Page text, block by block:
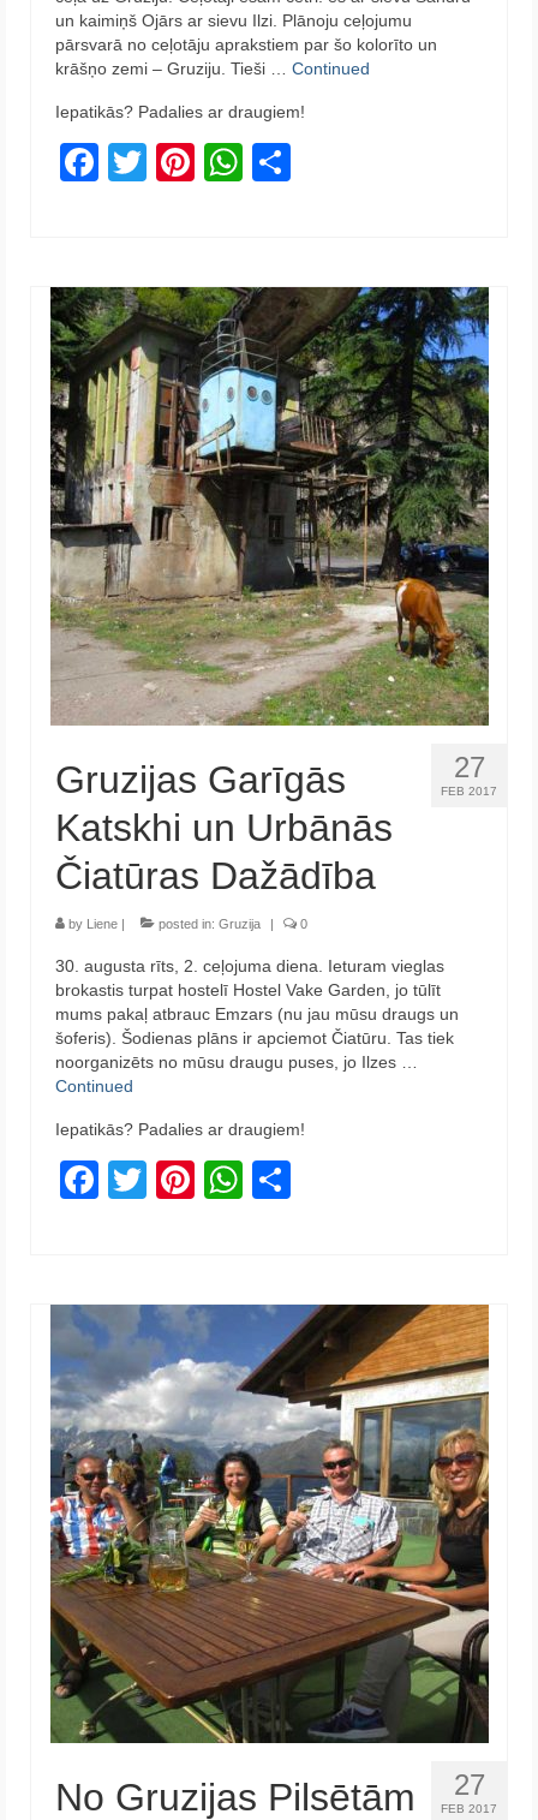
un kaimiņš Ojārs ar sievu Ilzi. Plānoju ceļojumu
pārsvarā no ceļotāju aprakstiem par šo kolorīto un
krāšņo zemi – Gruziju. Tieši … Continued
Iepatikās? Padalies ar draugiem!
Facebook
TwitterPinterest
WhatsApp
27
FEB 2017
Gruzijas Garīgās
Katskhi un Urbānās
Čiatūras Dažādība
by Liene | posted in: Gruzija | 0
30. augusta rīts, 2. ceļojuma diena. Ieturam vieglas
brokastis turpat hostelī Hostel Vake Garden, jo tūlīt
mums pakaļ atbrauc Emzars (nu jau mūsu draugs un
šoferis). Šodienas plāns ir apciemot Čiatūru. Tas tiek
noorganizēts no mūsu draugu puses, jo Ilzes …
Continued
Iepatikās? Padalies ar draugiem!
Facebook
TwitterPinterest
WhatsApp
27
FEB 2017
No Gruzijas Pilsētām